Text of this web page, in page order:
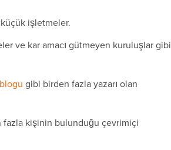
işletmeler.
ve kar amacı gütmeyen kuruluşlar gibi
gibi birden fazla yazarı olan
kişinin bulunduğu çevrimiçi